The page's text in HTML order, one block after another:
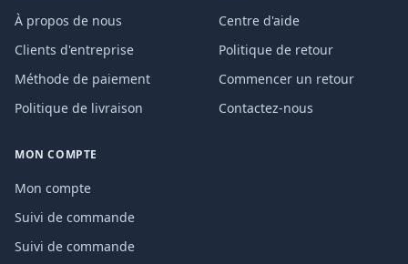
À propos de nous
Clients d'entreprise
Méthode de paiement
Politique de livraison
Centre d'aide
Politique de retour
Commencer un retour
Contactez-nous
MON COMPTE
Mon compte
Suivi de commande
Suivi de commande